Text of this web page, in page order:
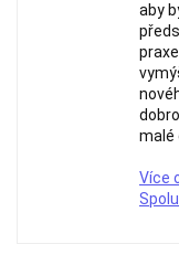
aby
malé
Více